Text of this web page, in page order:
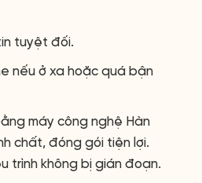
tuyệt đối.
nếu ở xa hoặc quá bận
máy công nghệ Hàn
chất, đóng gói tiện lợi.
trình không bị gián đoạn.